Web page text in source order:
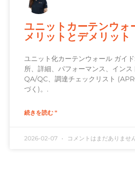
ユニットカーテンウォ
メリットとデメリット
ユニット化カーテンウォール ガイ
所、詳細、パフォーマンス、インス
QA/QC、調達チェックリスト
づく)。.
続きを読む "
2026-02-07 コメントはまだありませ